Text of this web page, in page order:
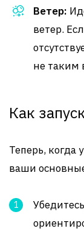
Ветер:
ветер.
не таким
Как
Теперь, когда
ваши